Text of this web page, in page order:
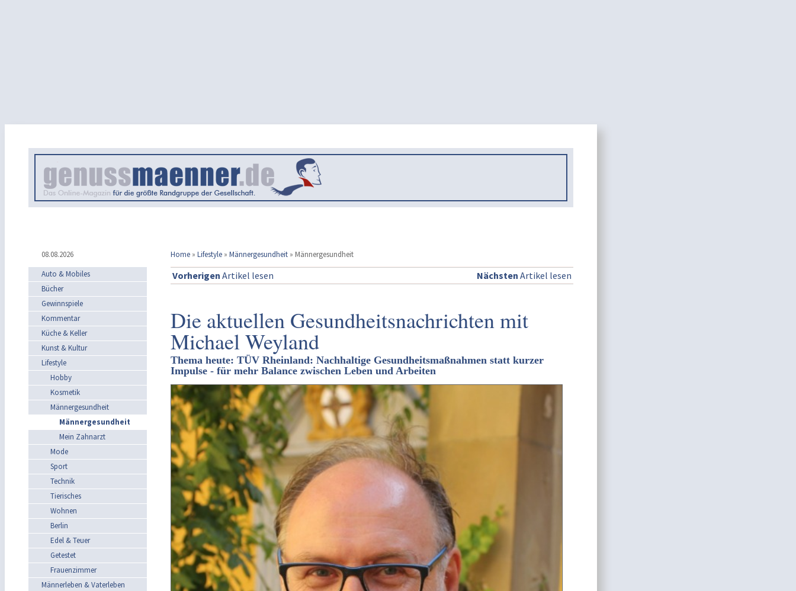
08.08.2026 Home » Lifestyle » Männergesundheit » Männergesundheit
Auto & Mobiles
Bücher
Gewinnspiele
Kommentar
Küche & Keller
Kunst & Kultur
Lifestyle
Hobby
Kosmetik
Männergesundheit
Männergesundheit
Mein Zahnarzt
Mode
Sport
Technik
Tierisches
Wohnen
Berlin
Edel & Teuer
Getestet
Frauenzimmer
Männerleben & Vaterleben
Vorherigen Artikel lesen Nächsten Artikel lesen
Die aktuellen Gesundheitsnachrichten mit
Michael Weyland
Thema heute: TÜV Rheinland: Nachhaltige Gesundheitsmaßnahmen statt kurzer
Impulse - für mehr Balance zwischen Leben und Arbeiten